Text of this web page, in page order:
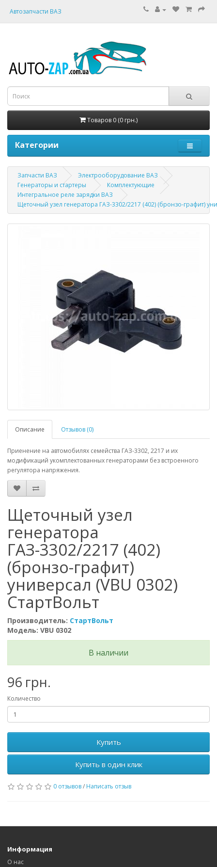
Автозапчасти ВАЗ
Товаров 0 (0 грн.)
Категории
Запчасти ВАЗ
Электрооборудование ВАЗ
Генераторы и стартеры
Комплектующие
Интегральное реле зарядки ВАЗ
Щеточный узел генератора ГАЗ-3302/2217 (402) (бронзо-графит)
Описание Отзывов (0)
Приенение на автомобилях семейства ГАЗ-3302, 2217 и их
модификаций укомплектованных генераторами без встроенного
регулятора напряжения.
Щеточный узел
генератора
ГАЗ-3302/2217 (402)
(бронзо-графит)
универсал (VBU 0302)
СтартВольт
Производитель: СтартВольт
Модель: VBU 0302
В наличии
96 грн.
Количество
Купить
Купить в один клик
0 отзывов/ Написать отзыв
Информация
О нас